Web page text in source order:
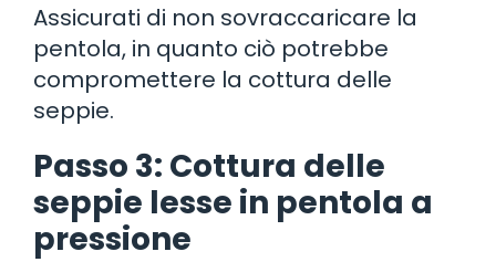
Assicurati di non sovraccaricare la
pentola, in quanto ciò potrebbe
compromettere la cottura delle
seppie.
Passo 3: Cottura delle
seppie lesse in pentola a
pressione